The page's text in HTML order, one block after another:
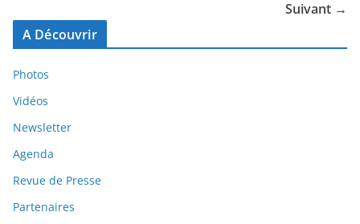
Suivant →
A Découvrir
Photos
Vidéos
Newsletter
Agenda
Revue de Presse
Partenaires